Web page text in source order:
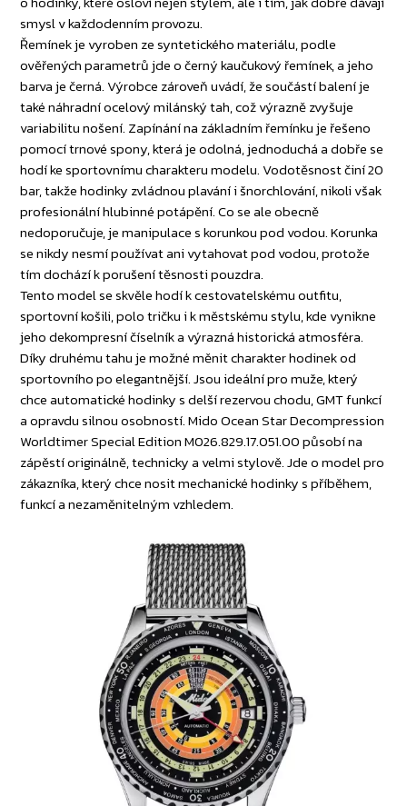
smysl v každodenním provozu.
Řemínek je vyroben ze syntetického materiálu, podle
ověřených parametrů jde o černý kaučukový řemínek, a jeho
barva je černá. Výrobce zároveň uvádí, že součástí balení je
také náhradní ocelový milánský tah, což výrazně zvyšuje
variabilitu nošení. Zapínání na základním řemínku je řešeno
pomocí trnové spony, která je odolná, jednoduchá a dobře se
hodí ke sportovnímu charakteru modelu. Vodotěsnost činí 20
bar, takže hodinky zvládnou plavání i šnorchlování, nikoli však
profesionální hlubinné potápění. Co se ale obecně
nedoporučuje, je manipulace s korunkou pod vodou. Korunka
se nikdy nesmí používat ani vytahovat pod vodou, protože
tím dochází k porušení těsnosti pouzdra.
Tento model se skvěle hodí k cestovatelskému outfitu,
sportovní košili, polo tričku i k městskému stylu, kde vynikne
jeho dekompresní číselník a výrazná historická atmosféra.
Díky druhému tahu je možné měnit charakter hodinek od
sportovního po elegantnější. Jsou ideální pro muže, který
chce automatické hodinky s delší rezervou chodu, GMT funkcí
a opravdu silnou osobností. Mido Ocean Star Decompression
Worldtimer Special Edition M026.829.17.051.00 působí na
zápěstí originálně, technicky a velmi stylově. Jde o model pro
zákazníka, který chce nosit mechanické hodinky s příběhem,
funkcí a nezaměnitelným vzhledem.